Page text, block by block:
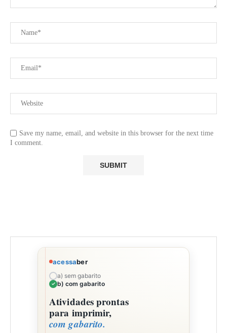
Save my name, email, and website in this browser for the next time
I comment.
acessaber
a) sem gabarito
b) com gabarito
Atividades prontas
para imprimir,
com gabarito.